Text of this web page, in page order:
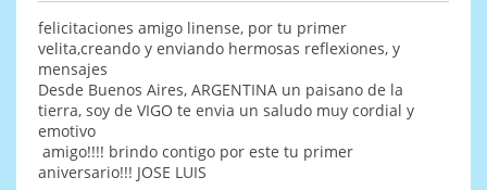
felicitaciones amigo linense, por tu primer
velita,creando y enviando hermosas reflexiones, y
mensajes
Desde Buenos Aires, ARGENTINA un paisano de la
tierra, soy de VIGO te envia un saludo muy cordial y
emotivo
amigo!!!! brindo contigo por este tu primer
aniversario!!! JOSE LUIS